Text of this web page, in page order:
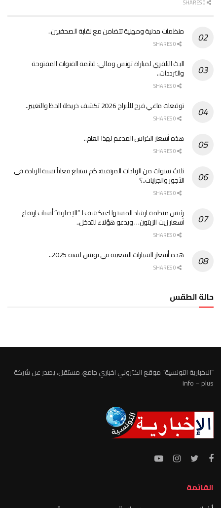
منظمات مدنية ومهنية تتضامن مع نقابة الصحفيين..
البث التلفزي لمباراة تونس ومالي: قائمة القنوات المفتوحة
والترددات..
توقعات ماغي فرح للأبراج 2026 تكشف خريطة الحظ والتغيير..
هذه أسعار الكراس المدعم لهذا العام..
ثلاث سنوات من الزيادات المرتقبة: كم ستبلغ فعلياً نسبة الزيادة في
الأجور والجرايات..؟
رئيس منظمة ارشاد المستهلك يكشف لـ”الإخبارية” أسباب إرتفاع
أسعار زيت الزيتون… ويدعو هؤلاء للتدخل..
هذه أسعار السيارات الشعبية في تونس لسنة 2025..
حالة الطقس
“الاخبارية التونسية” موقع الكتروني اخباري جامع، مستقل، يصدر عن شركة
info – plus
القائمة